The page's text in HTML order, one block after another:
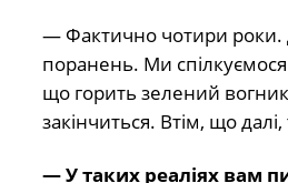
— Фактично чотири роки.
поранень. Ми
що горить зелений
закінчиться. Втім, що
— У таких реаліях вам